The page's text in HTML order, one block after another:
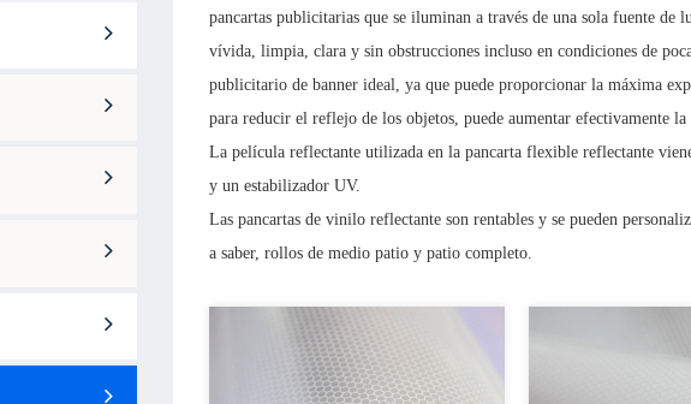
pancartas publicitarias que se iluminan a través de una sola fuente
vívida, limpia, clara y sin obstrucciones incluso en condiciones de
publicitario de banner ideal, ya que puede proporcionar la máxima
para reducir el reflejo de los objetos, puede aumentar efectivamente
La película reflectante utilizada en la pancarta flexible reflectante
y un estabilizador UV.
Las pancartas de vinilo reflectante son rentables y se pueden
a saber, rollos de medio patio y patio completo.